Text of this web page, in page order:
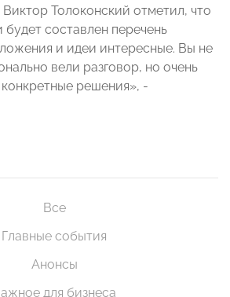
Толоконский отметил, что
будет составлен перечень
и идеи интересные. Вы не
вели разговор, но очень
решения», -
Все
Главные события
Анонсы
для бизнеса